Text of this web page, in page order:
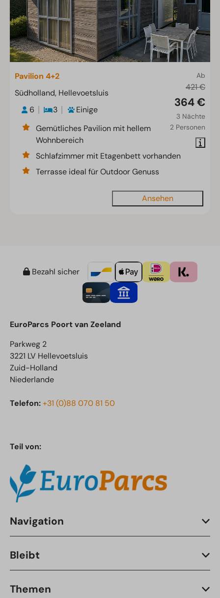
Ab
421 €
364 €
3 Nächte
2 Personen
Pavilion 4+2
Südholland, Hellevoetsluis
6
3
Einige
Gemütliches Pavilion mit hellem
Wohnbereich
Schlafzimmer mit Etagenbett vorhanden
Terrasse ideal für Outdoor Genuss
Ansehen
Bezahl sicher
EuroParcs Poort van Zeeland
Parkweg 2
3221 LV Hellevoetsluis
Zuid-Holland
Niederlande
Telefon:+31 (0)88 070 81 50
Teil von:
Navigation
Bleibt
Themen